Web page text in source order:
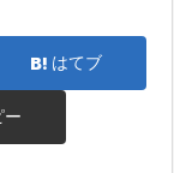
はてブ
ー